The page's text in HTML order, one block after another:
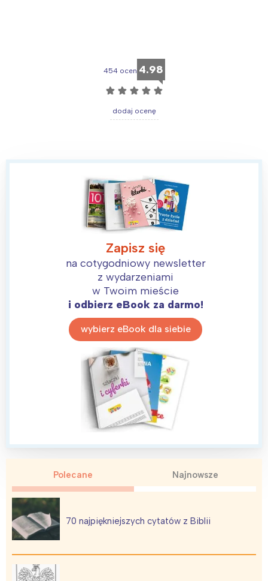
454 ocen 4.98
☆ ☆ ☆ ☆ ☆
dodaj ocenę
Zapisz się
na cotygodniowy newsletter
z wydarzeniami
w Twoim mieście
i odbierz eBook za darmo!
wybierz eBook dla siebie
Polecane Najnowsze
70 najpiękniejszych cytatów z Biblii
Warszawa
Trójmiasto
Wrocław
Śląsk
Kraków
Południe
Północ
Wszystkie
Wybieram